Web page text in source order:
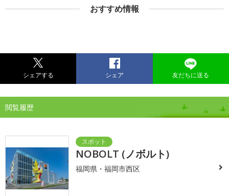
おすすめ情報
シェアする シェア 友だちに送る
閲覧履歴
NOBOLT (ノボルト)
福岡県・福岡市西区